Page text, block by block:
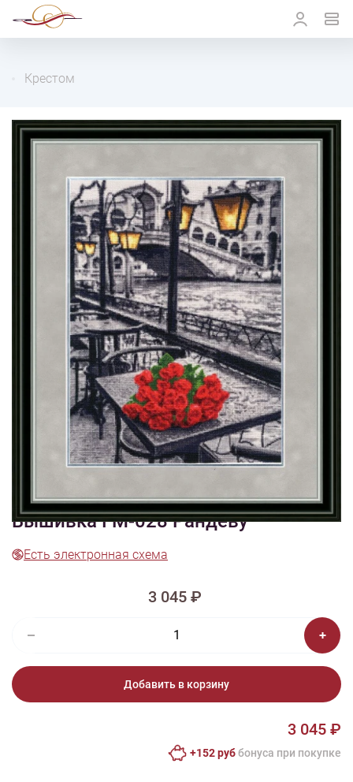
Крестом
1/4
Изображения и цвет представленного товара могут незначительно
отличаться от оригинала продукции, взависимости от разрешения и
настроек вашего монитора, а также условий освещения при съемке
Вышивка ГМ-028 Рандеву
Есть электронная схема
3 045 ₽
Добавить в корзину
3 045 ₽
+152 руббонусa при покупке